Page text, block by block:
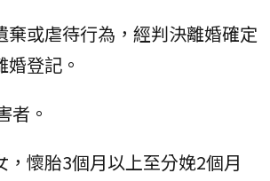
棄或虐待行為，經判決離婚確定
登記。
者。
，懷胎3個月以上至分娩2個月